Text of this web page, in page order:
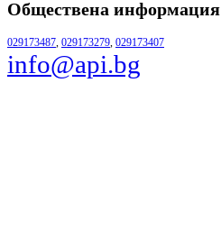
Обществена информация
029173487, 029173279, 029173407
info@api.bg